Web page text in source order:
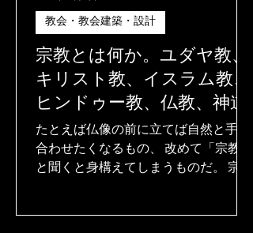
宗教とは何か。ユダヤ教、
キリスト教、イスラム教、
ヒンドゥー教、仏教、神道
たとえば仏像の前に立てば自然と手を
合わせたくなるもの、 改めて「宗教」
と聞くと身構えてしまうものだ。 宗教
教会・教会建築・設計